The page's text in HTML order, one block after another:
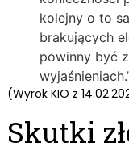
kolejny o to
brakujących
powinny być
(Wyrok KIO z
Skutki